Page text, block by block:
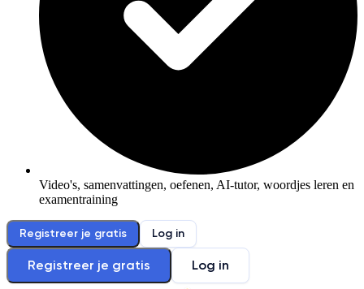
Video's, samenvattingen, oefenen, AI-tutor, woordjes leren en
examentraining
Registreer je gratis Log in
Registreer je gratis Log in